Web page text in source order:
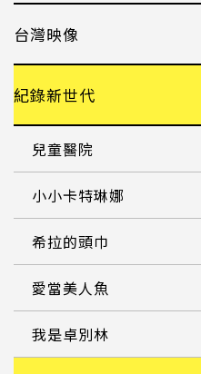
台灣映像
紀錄新世代
兒童醫院
小小卡特琳娜
希拉的頭巾
愛當美人魚
我是卓別林